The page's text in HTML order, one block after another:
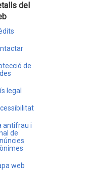
del
de
legal
antifrau i
de
web